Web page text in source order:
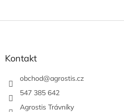
Z
Kontakt
obchod@agrostis.cz
547 385 642
Agrostis Trávníky